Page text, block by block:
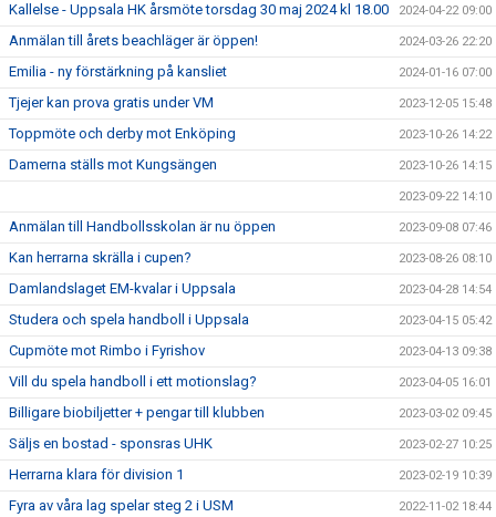
Kallelse - Uppsala HK årsmöte torsdag 30 maj 2024 kl 18.00 2024-04-22 09:00
Anmälan till årets beachläger är öppen! 2024-03-26 22:20
Emilia - ny förstärkning på kansliet 2024-01-16 07:00
Tjejer kan prova gratis under VM 2023-12-05 15:48
Toppmöte och derby mot Enköping 2023-10-26 14:22
Damerna ställs mot Kungsängen 2023-10-26 14:15
2023-09-22 14:10
Anmälan till Handbollsskolan är nu öppen 2023-09-08 07:46
Kan herrarna skrälla i cupen? 2023-08-26 08:10
Damlandslaget EM-kvalar i Uppsala 2023-04-28 14:54
Studera och spela handboll i Uppsala 2023-04-15 05:42
Cupmöte mot Rimbo i Fyrishov 2023-04-13 09:38
Vill du spela handboll i ett motionslag? 2023-04-05 16:01
Billigare biobiljetter + pengar till klubben 2023-03-02 09:45
Säljs en bostad - sponsras UHK 2023-02-27 10:25
Herrarna klara för division 1 2023-02-19 10:39
Fyra av våra lag spelar steg 2 i USM 2022-11-02 18:44